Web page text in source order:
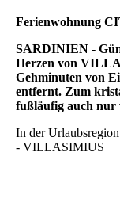
Ferienwohnung
SARDINIEN -
Herzen von
Gehminuten von
entfernt. Zum
fußläufig auch nur
In der
- VILLASIMIUS